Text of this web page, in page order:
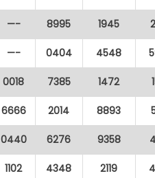
—- 8995 1945
—- 0404 4548
0018 7385 1472
6666 2014 8893
0440 6276 9358
1102 4348 2119